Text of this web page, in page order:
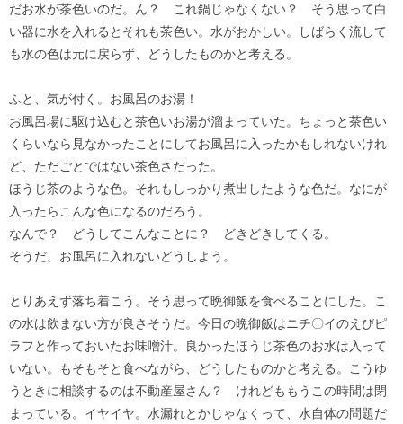
だお水が茶色いのだ。ん？ これ鍋じゃなくない？ そう思って白
い器に水を入れるとそれも茶色い。水がおかしい。しばらく流して
も水の色は元に戻らず、どうしたものかと考える。
ふと、気が付く。お風呂のお湯！
お風呂場に駆け込むと茶色いお湯が溜まっていた。ちょっと茶色い
くらいなら見なかったことにしてお風呂に入ったかもしれないけれ
ど、ただごとではない茶色さだった。
ほうじ茶のような色。それもしっかり煮出したような色だ。なにが
入ったらこんな色になるのだろう。
なんで？ どうしてこんなことに？ どきどきしてくる。
そうだ、お風呂に入れないどうしよう。
とりあえず落ち着こう。そう思って晩御飯を食べることにした。こ
の水は飲まない方が良さそうだ。今日の晩御飯はニチ〇イのえびピ
ラフと作っておいたお味噌汁。良かったほうじ茶色のお水は入って
いない。もそもそと食べながら、どうしたものかと考える。こうゆ
うときに相談するのは不動産屋さん？ けれどももうこの時間は閉
まっている。イヤイヤ。水漏れとかじゃなくって、水自体の問題だ